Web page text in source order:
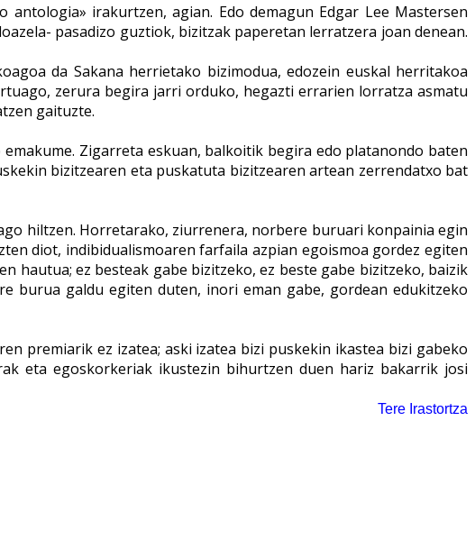
irakurtzen, agian. Edo demagun Edgar Lee Mastersen
pasadizo guztiok, bizitzak paperetan lerratzera joan denean.
da Sakana herrietako bizimodua, edozein euskal herritakoa
zerura begira jarri orduko, hegazti errarien lorratza asmatu
gaituzte.
Zigarreta eskuan, balkoitik begira edo platanondo baten
bizitzearen eta puskatuta bizitzearen artean zerrendatxo bat
hiltzen. Horretarako, ziurrenera, norbere buruari konpainia egin
diot, indibidualismoaren farfaila azpian egoismoa gordez egiten
hautua; ez besteak gabe bizitzeko, ez beste gabe bizitzeko, baizik
burua galdu egiten duten, inori eman gabe, gordean edukitzeko
premiarik ez izatea; aski izatea bizi puskekin ikastea bizi gabeko
eta egoskorkeriak ikustezin bihurtzen duen hariz bakarrik josi
Tere Irastortza